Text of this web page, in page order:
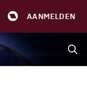
AANMELDEN